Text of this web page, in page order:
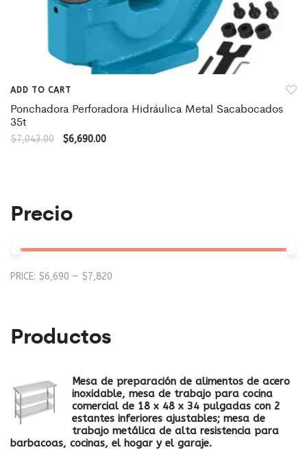
ADD TO CART
Ponchadora Perforadora Hidráulica Metal Sacabocados
35t
$7,043.00 $6,690.00
Precio
PRICE: $6,690 — $7,820
Productos
Mesa de preparación de alimentos de acero
inoxidable, mesa de trabajo para cocina
comercial de 18 x 48 x 34 pulgadas con 2
estantes inferiores ajustables; mesa de
trabajo metálica de alta resistencia para
barbacoas, cocinas, el hogar y el garaje.